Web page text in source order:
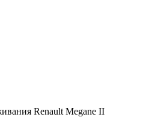
Renault Megane II